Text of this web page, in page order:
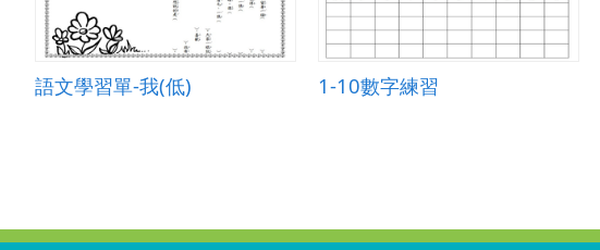
語文學習單-我(低) 1-10數字練習